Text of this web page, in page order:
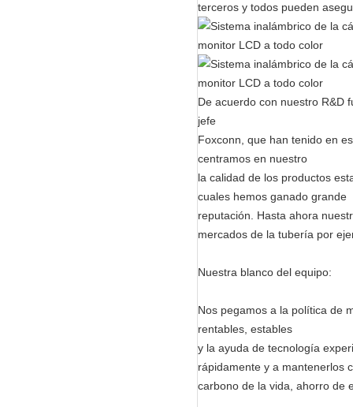
terceros y todos pueden
De acuerdo con nuestro R&D
jefe
Foxconn, que han tenido en
centramos en nuestro
la calidad de los productos
cuales hemos ganado grande
reputación. Hasta ahora
mercados de la tubería por
Nuestra blanco del equipo:
Nos pegamos a la política de
rentables, estables
y la ayuda de tecnología
rápidamente y a mantenerlos
carbono de la vida, ahorro de